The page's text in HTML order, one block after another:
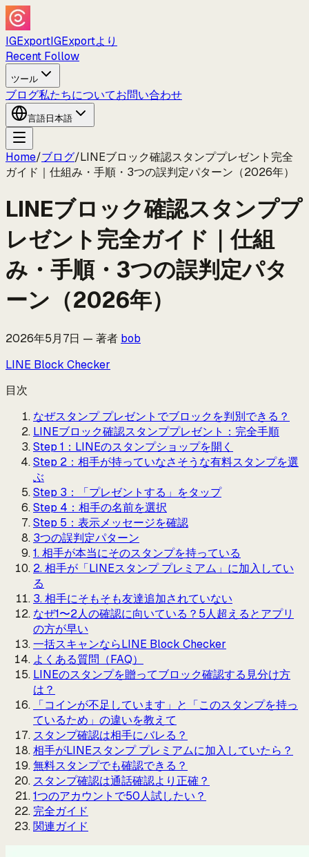
IGExportIGExportより
Recent Follow
ツール
ブログ私たちについてお問い合わせ
言語 日本語
Home/ブログ/LINEブロック確認スタンププレゼント完全
ガイド｜仕組み・手順・3つの誤判定パターン（2026年）
LINEブロック確認スタンププ
レゼント完全ガイド｜仕組
み・手順・3つの誤判定パタ
ーン（2026年）
2026年5月7日 — 著者 bob
LINE Block Checker
目次
なぜスタンプ プレゼントでブロックを判別できる？
LINEブロック確認スタンププレゼント：完全手順
Step 1：LINEのスタンプショップを開く
Step 2：相手が持っていなさそうな有料スタンプを選
ぶ
Step 3：「プレゼントする」をタップ
Step 4：相手の名前を選択
Step 5：表示メッセージを確認
3つの誤判定パターン
1. 相手が本当にそのスタンプを持っている
2. 相手が「LINEスタンプ プレミアム」に加入してい
る
3. 相手にそもそも友達追加されていない
なぜ1〜2人の確認に向いている？5人超えるとアプリ
の方が早い
一括スキャンならLINE Block Checker
よくある質問（FAQ）
LINEのスタンプを贈ってブロック確認する見分け方
は？
「コインが不足しています」と「このスタンプを持っ
ているため」の違いを教えて
スタンプ確認は相手にバレる？
相手がLINEスタンプ プレミアムに加入していたら？
無料スタンプでも確認できる？
スタンプ確認は通話確認より正確？
1つのアカウントで50人試したい？
完全ガイド
関連ガイド